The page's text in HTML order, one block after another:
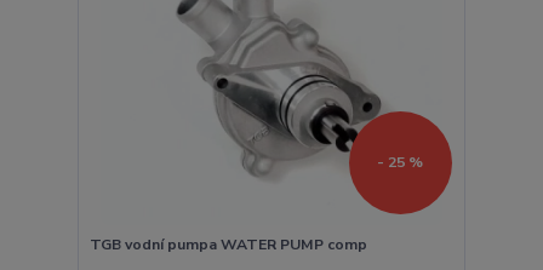
- 25 %
TGB vodní pumpa WATER PUMP comp